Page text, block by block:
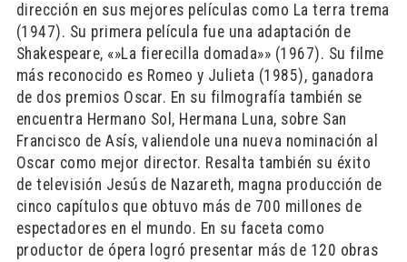
dirección en sus mejores películas como La terra trema
(1947). Su primera película fue una adaptación de
Shakespeare, «»La fierecilla domada»» (1967). Su filme
más reconocido es Romeo y Julieta (1985), ganadora
de dos premios Oscar. En su filmografía también se
encuentra Hermano Sol, Hermana Luna, sobre San
Francisco de Asís, valiendole una nueva nominación al
Oscar como mejor director. Resalta también su éxito
de televisión Jesús de Nazareth, magna producción de
cinco capítulos que obtuvo más de 700 millones de
espectadores en el mundo. En su faceta como
productor de ópera logró presentar más de 120 obras